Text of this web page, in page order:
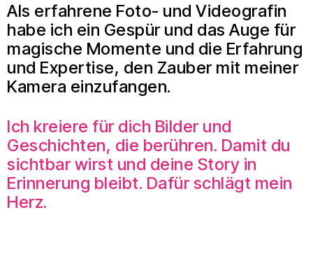
Als erfahrene Foto- und Videografin
habe ich ein Gespür und das Auge für
magische Momente und die Erfahrung
und Expertise, den Zauber mit meiner
Kamera einzufangen.
Ich kreiere für dich Bilder und
Geschichten, die berühren. Damit du
sichtbar wirst und deine Story in
Erinnerung bleibt. Dafür schlägt mein
Herz.